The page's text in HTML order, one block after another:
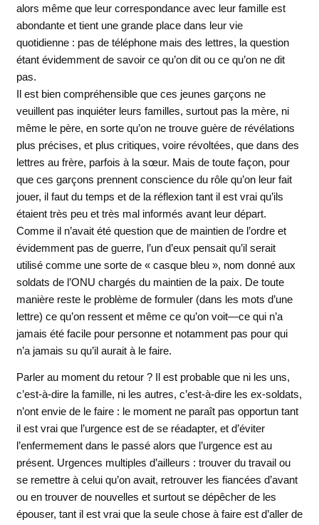
alors même que leur correspondance avec leur famille est
abondante et tient une grande place dans leur vie
quotidienne : pas de téléphone mais des lettres, la question
étant évidemment de savoir ce qu’on dit ou ce qu’on ne dit
pas.
Il est bien compréhensible que ces jeunes garçons ne
veuillent pas inquiéter leurs familles, surtout pas la mère, ni
même le père, en sorte qu’on ne trouve guère de révélations
plus précises, et plus critiques, voire révoltées, que dans des
lettres au frère, parfois à la sœur. Mais de toute façon, pour
que ces garçons prennent conscience du rôle qu’on leur fait
jouer, il faut du temps et de la réflexion tant il est vrai qu’ils
étaient très peu et très mal informés avant leur départ.
Comme il n’avait été question que de maintien de l’ordre et
évidemment pas de guerre, l’un d’eux pensait qu’il serait
utilisé comme une sorte de « casque bleu », nom donné aux
soldats de l’ONU chargés du maintien de la paix. De toute
manière reste le problème de formuler (dans les mots d’une
lettre) ce qu’on ressent et même ce qu’on voit—ce qui n’a
jamais été facile pour personne et notamment pas pour qui
n’a jamais su qu’il aurait à le faire.
Parler au moment du retour ? Il est probable que ni les uns,
c’est-à-dire la famille, ni les autres, c’est-à-dire les ex-soldats,
n’ont envie de le faire : le moment ne paraît pas opportun tant
il est vrai que l’urgence est de se réadapter, et d’éviter
l’enfermement dans le passé alors que l’urgence est au
présent. Urgences multiples d’ailleurs : trouver du travail ou
se remettre à celui qu’on avait, retrouver les fiancées d’avant
ou en trouver de nouvelles et surtout se dépêcher de les
épouser, tant il est vrai que la seule chose à faire est d’aller de